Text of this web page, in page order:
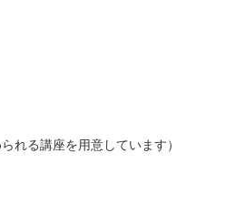
れる講座を用意しています）